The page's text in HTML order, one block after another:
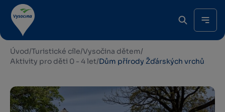
Úvod/Turistické cíle/Vysočina dětem/
Aktivity pro děti 0 - 4 let/Dům přírody Žďárských vrchů